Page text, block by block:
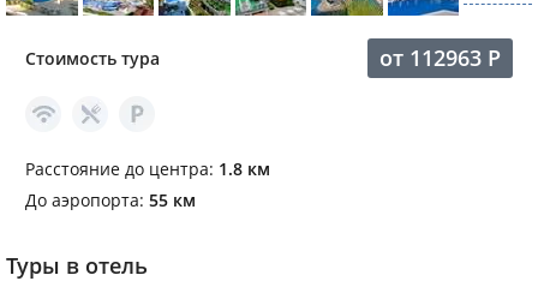
Стоимость тура от 112963 Р
Расстояние до центра: 1.8 км
До аэропорта: 55 км
Туры в отель